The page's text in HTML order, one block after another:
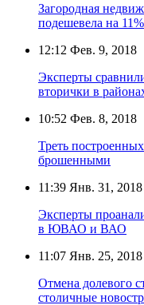
Загородная
подешевела на 11%
12:12 Фев. 9, 2018
Эксперты
вторички в
10:52 Фев. 8, 2018
Треть
брошенными
11:39 Янв. 31, 2018
Эксперты
в ЮВАО и ВАО
11:07 Янв. 25, 2018
Отмена долевого
столичные